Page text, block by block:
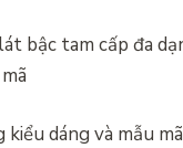
dáng và mẫu mã